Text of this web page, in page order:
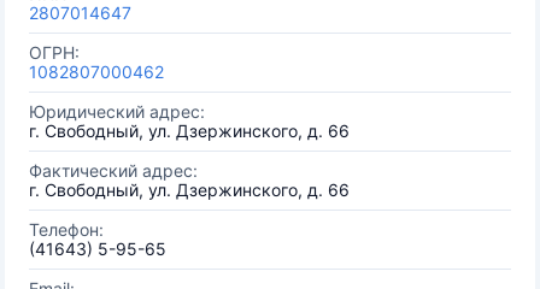
2807014647
ОГРН:
1082807000462
Юридический адрес:
г. Свободный, ул. Дзержинского, д. 66
Фактический адрес:
г. Свободный, ул. Дзержинского, д. 66
Телефон:
(41643) 5-95-65